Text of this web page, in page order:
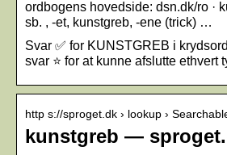
ordbogens hovedside: dsn.dk/ro ·
sb. , -et, kunstgreb, -ene (trick) …
Svar ✅ for KUNSTGREB i
svar ⭐ for at kunne afslutte ethvert
http s://sproget.dk › lookup ›
kunstgreb —